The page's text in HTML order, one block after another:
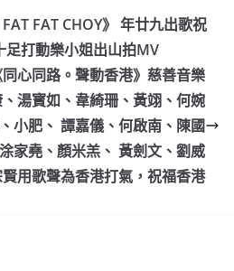
h
at
er y
Li
n
k
FAT CHOY》 年廿九出歌祝
足打動樂小姐出山拍MV
同心同路。聲動香港》慈善音樂
湯寳如、韋綺珊、黃翊、何婉
小肥、 譚嘉儀、何啟南、陳國
家堯、顏米羔、 黃劍文、劉威
用歌聲為香港打氣，祝福香港